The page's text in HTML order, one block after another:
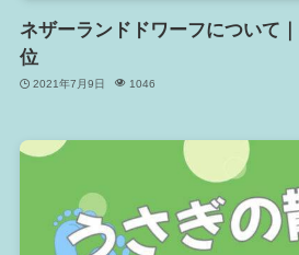
ネザーランドドワーフについて
位
2021年7月9日 1046